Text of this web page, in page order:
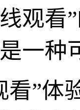
观看
一种
看”体